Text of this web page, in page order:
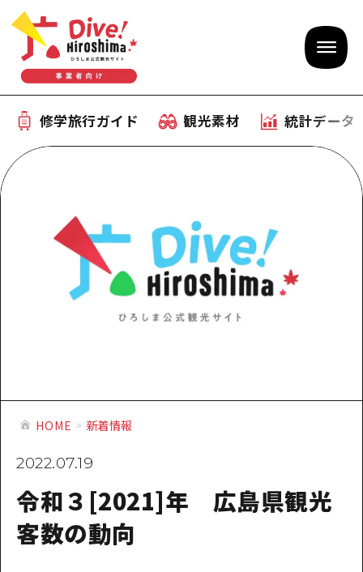
修学旅行ガイド 観光素材 統計データ
修学旅行ガイド
おすすめモデルコース
産業・体験 観光スポット
お役立ち情報
オンライン相談窓口
観光素材
統計データ
補助金情報
公募入札情報
HOME
運営について
新着情報
HITについて
HOME 新着情報
2022.07.19
令和３[2021]年 広島県観光
客数の動向